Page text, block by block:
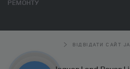
РЕМОНТУ
ВІДВІДАТИ САЙТ